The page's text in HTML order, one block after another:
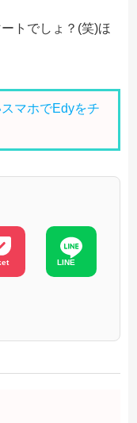
トでしょ？(笑)ほ
マホでEdyをチ
LINE